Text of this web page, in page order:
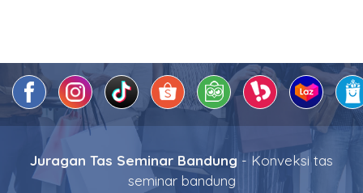
Juragan Tas Seminar Bandung - Konveksi tas
seminar bandung